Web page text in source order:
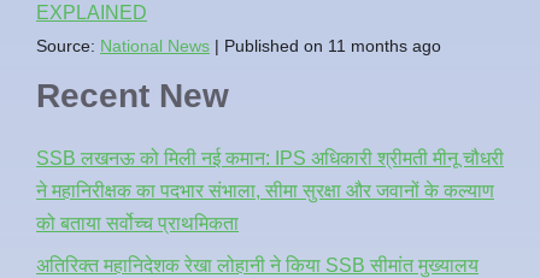
EXPLAINED
Source: National News Published on 11 months ago
Recent New
SSB लखनऊ को मिली नई कमान: IPS अधिकारी श्रीमती मीनू चौधरी
ने महानिरीक्षक का पदभार संभाला, सीमा सुरक्षा और जवानों के कल्याण
को बताया सर्वोच्च प्राथमिकता
अतिरिक्त महानिदेशक रेखा लोहानी ने किया SSB सीमांत मुख्यालय